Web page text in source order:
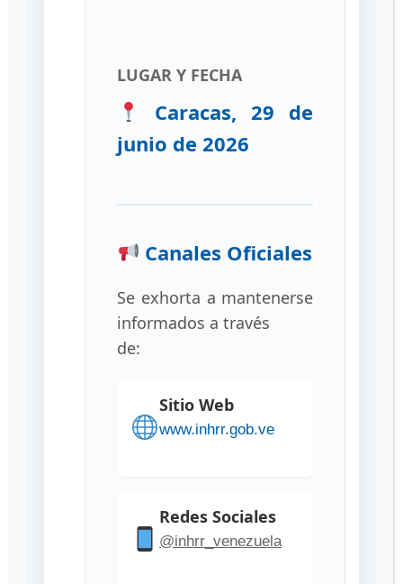
Vacuna
EpiVacCorona está
totalmente
Venezuela
poradministrador
LUGAR Y FECHA
Caracas, 29 de
junio de 2026
Canales Oficiales
Se exhorta a mantenerse
informados a través
de:
Sitio Web
www.inhrr.gob.ve
Redes Sociales
@inhrr_venezuela